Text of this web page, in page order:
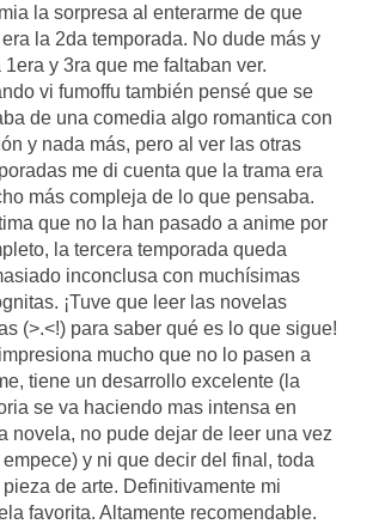
la sorpresa al enterarme de que
la 2da temporada. No dude más y
1era y 3ra que me faltaban ver.
vi fumoffu también pensé que se
de una comedia algo romantica con
y nada más, pero al ver las otras
me di cuenta que la trama era
más compleja de lo que pensaba.
que no la han pasado a anime por
la tercera temporada queda
inconclusa con muchísimas
¡Tuve que leer las novelas
(>.<!) para saber qué es lo que sigue!
mucho que no lo pasen a
tiene un desarrollo excelente (la
se va haciendo mas intensa en
novela, no pude dejar de leer una vez
y ni que decir del final, toda
pieza de arte. Definitivamente mi
favorita. Altamente recomendable.